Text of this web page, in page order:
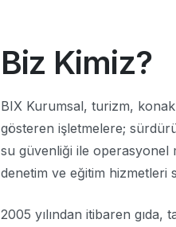
Biz Kimiz?
BIX Kurumsal, turizm,
gösteren işletmelere;
su güvenliği ile operasyonel
denetim ve eğitim
2005 yılından itibaren gıda,